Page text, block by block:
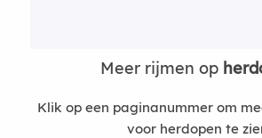
Meer rijmen op
Klik op een paginanummer om
voor herdopen te